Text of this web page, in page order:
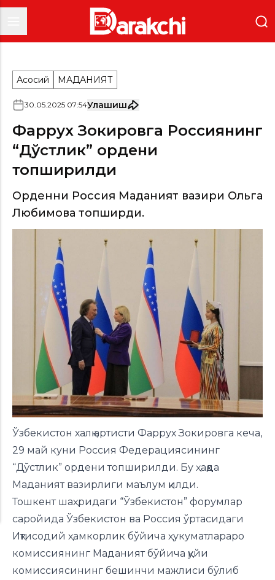
Асосий МАДАНИЯТ
30.05.2025 07:54Улашиш
Фаррух Зокировга Россиянинг
“Дўстлик” ордени
топширилди
Орденни Россия Маданият вазири Ольга
Любимова топширди.
Ўзбекистон халқ артисти Фаррух Зокировга кеча,
29 май куни Россия Федерациясининг
“Дўстлик” ордени топширилди. Бу ҳақда
Маданият вазирлиги маълум қилди.
Тошкент шаҳридаги “Ўзбекистон” форумлар
саройида Ўзбекистон ва Россия ўртасидаги
Иқтисодий ҳамкорлик бўйича ҳукуматлараро
комиссиянинг Маданият бўйича қуйи
комиссиясининг бешинчи мажлиси бўлиб